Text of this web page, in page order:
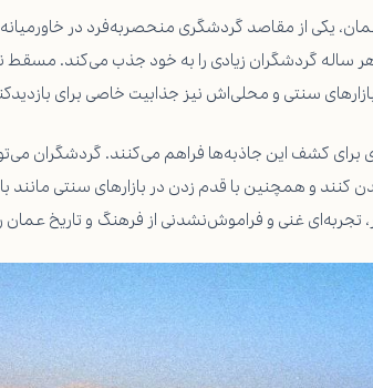
یکی از مقاصد گردشگری منحصربه‌فرد در
ساله گردشگران زیادی را به خود جذب می‌کند. مسقط
سنتی و محلی‌اش نیز جذابیت خاصی برای
کشف این جاذبه‌ها فراهم می‌کنند. گردشگران
تجربه‌ای غنی و فراموش‌نشدنی از فرهنگ و تاریخ عمان